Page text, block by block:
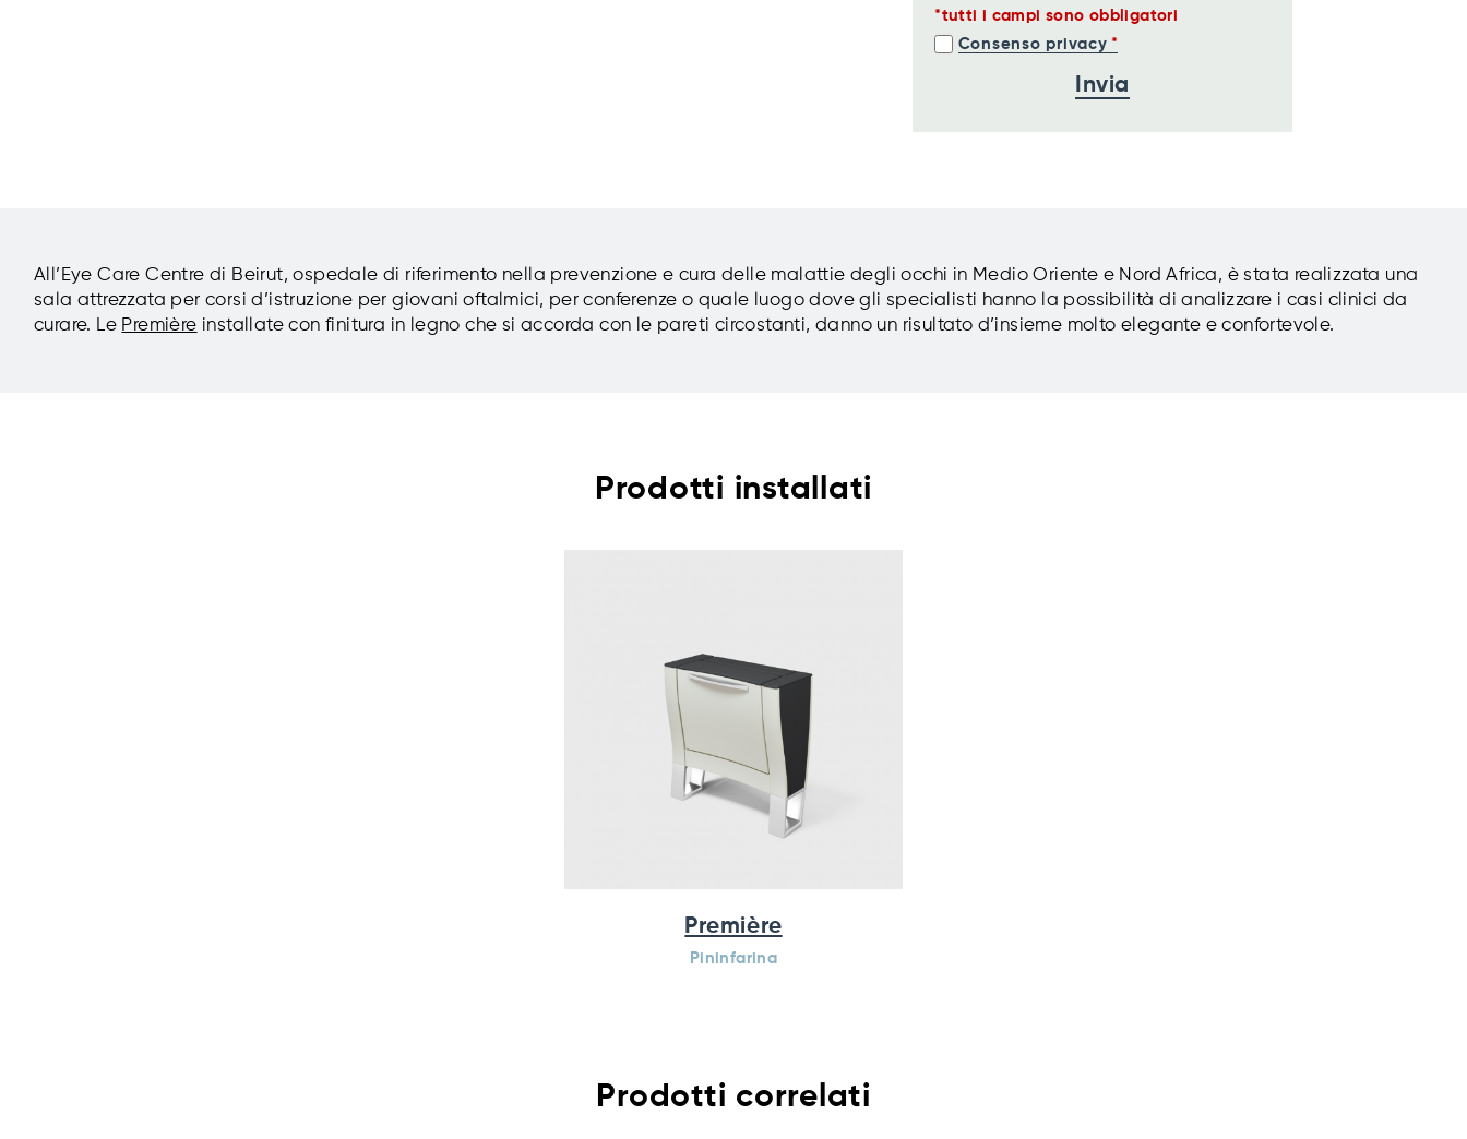
tutti i campi sono obbligatori
Consenso privacy
All’Eye Care Centre di Beirut, ospedale di riferimento nella prevenzione e cura delle malattie degli occhi in Medio Oriente e Nord Africa, è stata realizzata una
sala attrezzata per corsi d’istruzione per giovani oftalmici, per conferenze o quale luogo dove gli specialisti hanno la possibilità di analizzare i casi clinici da
curare. Le Première installate con finitura in legno che si accorda con le pareti circostanti, danno un risultato d’insieme molto elegante e confortevole.
Prodotti installati
Première
Pininfarina
Prodotti correlati